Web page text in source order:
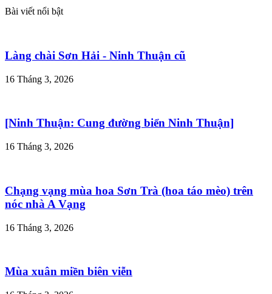
Bài viết nổi bật
Làng chài Sơn Hải - Ninh Thuận cũ
16 Tháng 3, 2026
[Ninh Thuận: Cung đường biển Ninh Thuận]
16 Tháng 3, 2026
Chạng vạng mùa hoa Sơn Trà (hoa táo mèo) trên
nóc nhà A Vạng
16 Tháng 3, 2026
Mùa xuân miền biên viễn